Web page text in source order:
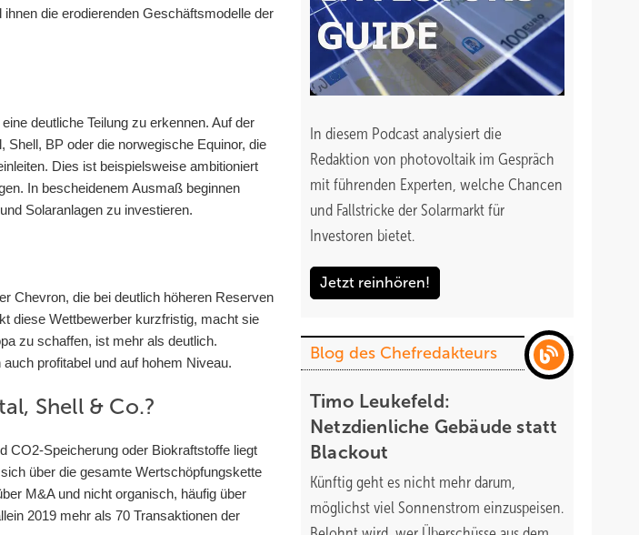
die erodierenden Geschäftsmodelle der
deutliche Teilung zu erkennen. Auf der
Shell, BP oder die norwegische Equinor, die
Dies ist beispielsweise ambitioniert
In bescheidenem Ausmaß beginnen
Solaranlagen zu investieren.
Chevron, die bei deutlich höheren Reserven
diese Wettbewerber kurzfristig, macht sie
zu schaffen, ist mehr als deutlich.
profitabel und auf hohem Niveau.
Shell & Co.?
CO2-Speicherung oder Biokraftstoffe liegt
über die gesamte Wertschöpfungskette
M&A und nicht organisch, häufig über
2019 mehr als 70 Transaktionen der
In diesem Podcast analysiert die
Redaktion von photovoltaik im Gespräch
mit führenden Experten, welche Chancen
und Fallstricke der Solarmarkt für
Investoren bietet.
Jetzt reinhören!
Blog des Chefredakteurs
Timo Leukefeld:
Netzdienliche Gebäude statt
Blackout
Künftig geht es nicht mehr darum,
möglichst viel Sonnenstrom einzuspeisen.